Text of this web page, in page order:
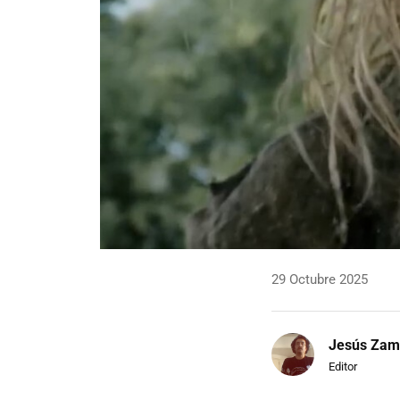
29 Octubre 2025
Jesús
Editor